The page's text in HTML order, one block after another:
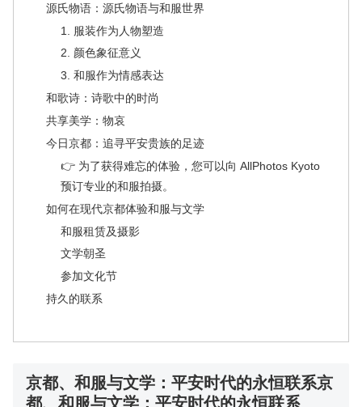
源氏物语：源氏物语与和服世界
1. 服装作为人物塑造
2. 颜色象征意义
3. 和服作为情感表达
和歌诗：诗歌中的时尚
共享美学：物哀
今日京都：追寻平安贵族的足迹
👉 为了获得难忘的体验，您可以向 AllPhotos Kyoto
预订专业的和服拍摄。
如何在现代京都体验和服与文学
和服租赁及摄影
文学朝圣
参加文化节
持久的联系
京都、和服与文学：平安时代的永恒联系京
都、和服与文学：平安时代的永恒联系